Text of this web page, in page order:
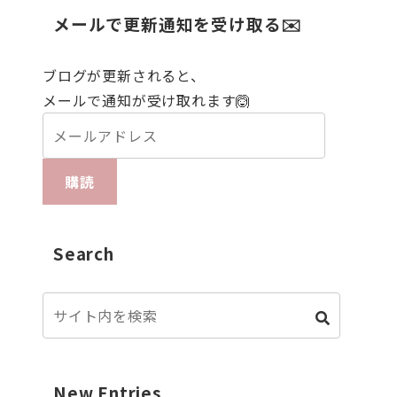
メールで更新通知を受け取る✉️
ブログが更新されると、
メールで通知が受け取れます🙆
購読
Search
New Entries